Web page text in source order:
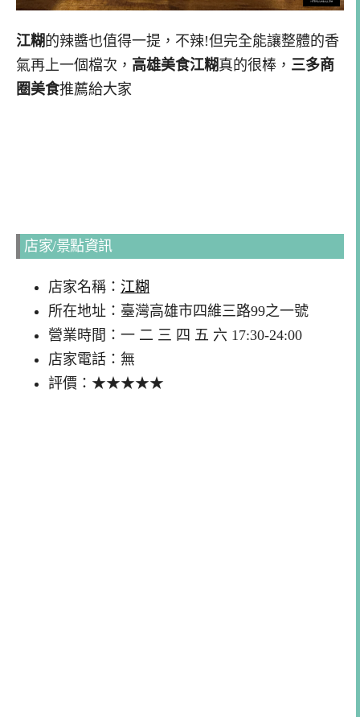
江糊 的辣醬也值得一提，不辣!但完全能讓整體的香
氣再上一個檔次， 高雄美食江糊真的很棒， 三多商
圈美食推薦給大家
店家/景點資訊
店家名稱： 江糊
所在地址：臺灣高雄市四維三路99之一號
營業時間：一 二 三 四 五 六 17:30-24:00
店家電話：無
評價：★★★★★